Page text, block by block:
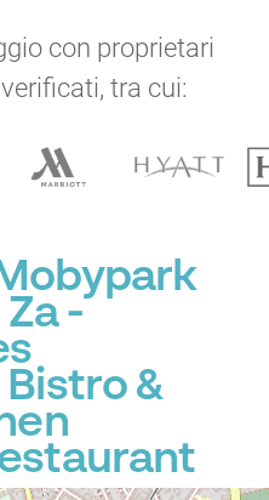
con proprietari
tra cui:
-
&
P